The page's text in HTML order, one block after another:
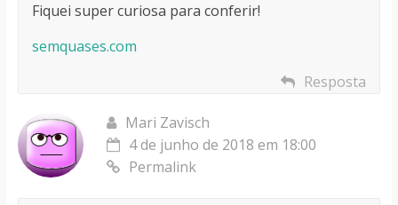
Fiquei super curiosa para conferir!
semquases.com
Resposta
Mari Zavisch
4 de junho de 2018 em 18:00
Permalink